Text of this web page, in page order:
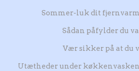
Sommer-luk dit
Sådan påfylder du
Vær sikker på at du
Utætheder under